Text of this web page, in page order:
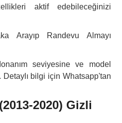
aktif edebileceğinizi
Arayıp Randevu Almayı
seviyesine ve model
Detaylı bilgi için Whatsapp'tan
2020) Gizli